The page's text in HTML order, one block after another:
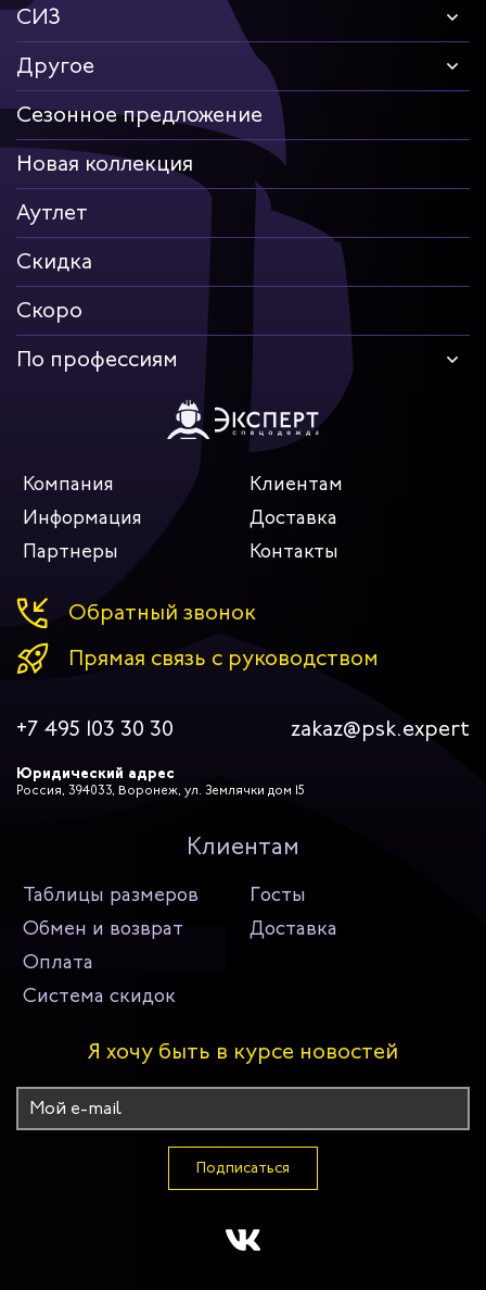
СИЗ
Другое
Сезонное предложение
Новая коллекция
Аутлет
Скидка
Скоро
По профессиям
Компания
Клиентам
Информация
Доставка
Партнеры
Контакты
Обратный звонок
Прямая связь с руководством
+7 495 103 30 30 zakaz@psk.expert
Юридический адрес
Россия, 394033, Воронеж, ул. Землячки дом 15
Клиентам
Таблицы размеров
Госты
Обмен и возврат
Доставка
Оплата
Система скидок
Я хочу быть в курсе новостей
Подписаться